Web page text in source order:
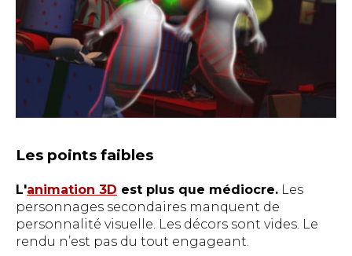
Les points faibles
L'animation 3D est plus que médiocre. Les
personnages secondaires manquent de
personnalité visuelle. Les décors sont vides. Le
rendu n’est pas du tout engageant.